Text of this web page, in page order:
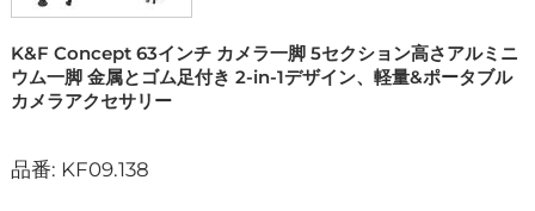
K&F Concept 63インチ カメラ一脚 5セクション高さアルミニ
ウム一脚 金属とゴム足付き 2-in-1デザイン、軽量&ポータブル
カメラアクセサリー
品番: KF09.138